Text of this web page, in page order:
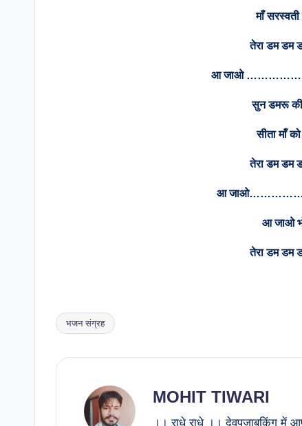
माँ
तेरा डम डम
आ जाओ
सुन डमरू की
सीता माँ
तेरा डम डम
आ
आ जाओ
तेरा डम डम
Tags:
भजन संग्रह
MOHIT TIWARI
।। राधे राधे ।। देवपूजाबुकिंग में